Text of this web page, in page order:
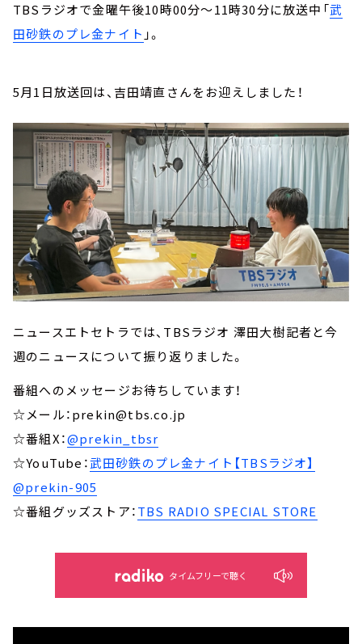
TBSラジオで金曜午後10時00分～11時30分に放送中「武
田砂鉄のプレ金ナイト 」。
5月1日放送回は、吉田靖直さんをお迎えしました！
ニュースエトセトラでは、TBSラジオ 澤田大樹記者と今
週のニュースについて振り返りました。
番組へのメッセージお待ちしています！
☆メール：prekin@tbs.co.jp
☆番組X：@prekin_tbsr
☆YouTube：武田砂鉄のプレ金ナイト【TBSラジオ】
@prekin-905
☆番組グッズストア：TBS RADIO SPECIAL STORE
タイムフリーで聴く